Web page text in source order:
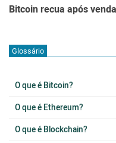
Bitcoin recua após
Glossário
O que é Bitcoin?
O que é Ethereum?
O que é Blockchain?